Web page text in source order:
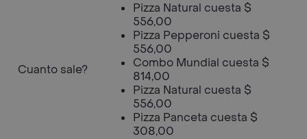
Cuanto sale?
Pizza Natural cuesta $
556,00
Pizza Pepperoni cuesta $
556,00
Combo Mundial cuesta $
814,00
Pizza Natural cuesta $
556,00
Pizza Panceta cuesta $
308,00